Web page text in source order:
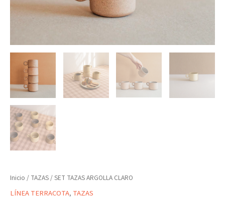
Inicio / TAZAS/ SET TAZAS ARGOLLA CLARO
LÍNEA TERRACOTA, TAZAS